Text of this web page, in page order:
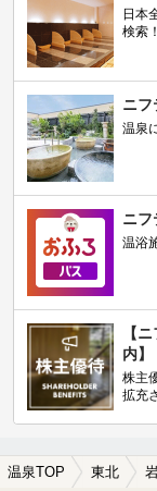
日本
検索！
ニフ
温泉
ニフ
温浴
【
内】
株主
拡充
温泉TOP 東北